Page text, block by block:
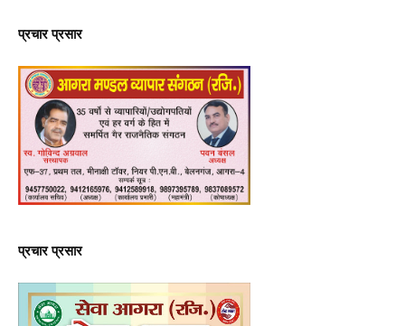
प्रचार प्रसार
प्रचार प्रसार